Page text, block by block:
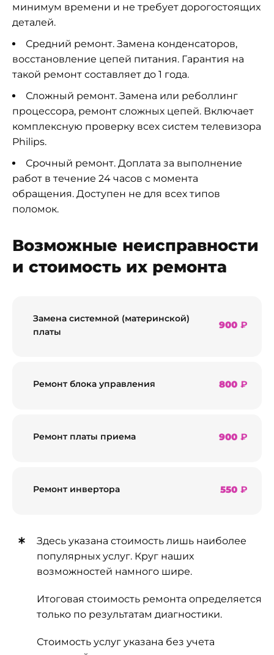
минимум времени и не требует дорогостоящих
деталей.
Средний ремонт. Замена конденсаторов,
восстановление цепей питания. Гарантия на
такой ремонт составляет до 1 года.
Сложный ремонт. Замена или реболлинг
процессора, ремонт сложных цепей. Включает
комплексную проверку всех систем телевизора
Philips.
Срочный ремонт. Доплата за выполнение
работ в течение 24 часов с момента
обращения. Доступен не для всех типов
поломок.
Возможные неисправности
и стоимость их ремонта
Замена системной (материнской)
платы
900 ₽
Ремонт блока управления 800 ₽
Ремонт платы приема 900 ₽
Ремонт инвертора 550 ₽
Здесь указана стоимость лишь наиболее
популярных услуг. Круг наших
возможностей намного шире.
Итоговая стоимость ремонта определяется
только по результатам диагностики.
Стоимость услуг указана без учета